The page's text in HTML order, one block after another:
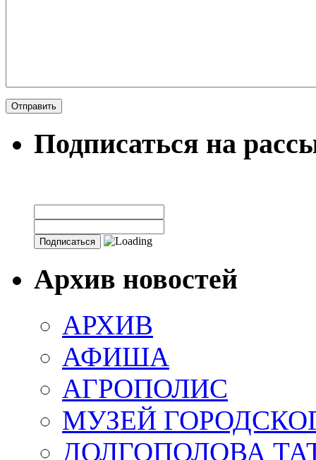
Подписаться на
Архив новостей
АРХИВ
АФИША
АГРОПОЛИС
МУЗЕЙ
ДОЛГОПОЛОВА